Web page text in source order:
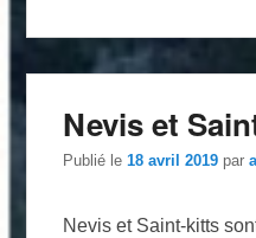
Nevis et
Publié le18 avril 2019 par
Nevis et Saint-kitts